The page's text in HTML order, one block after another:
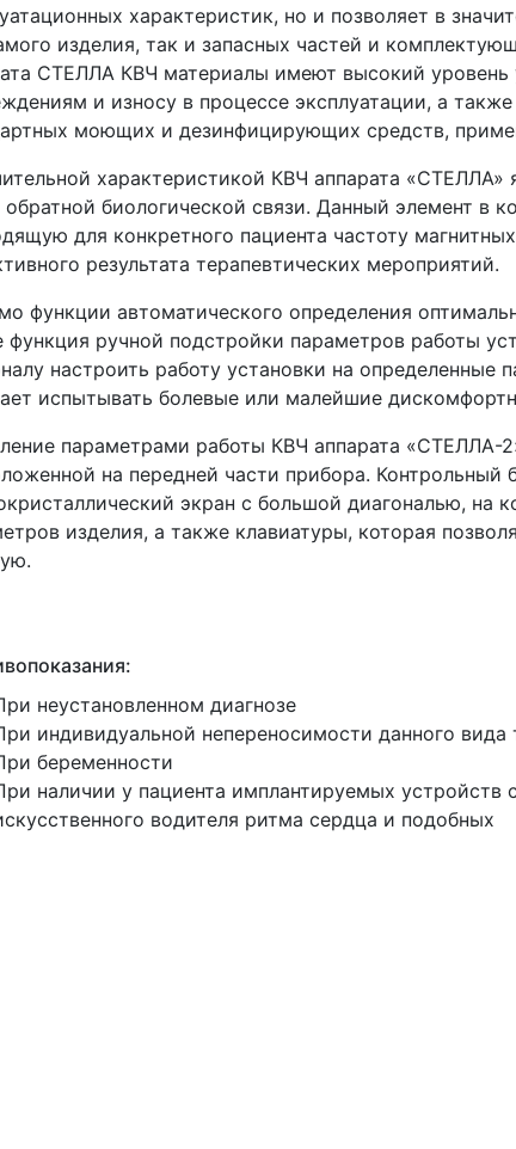
характеристик, но и позволяет в
изделия, так и запасных частей и
СТЕЛЛА КВЧ материалы имеют высокий уровень
и износу в процессе эксплуатации, а
моющих и дезинфицирующих средств,
характеристикой КВЧ аппарата «СТЕЛЛА»
обратной биологической связи. Данный элемент в
для конкретного пациента частоту
результата терапевтических мероприятий.
функции автоматического определения
функция ручной подстройки параметров работы
настроить работу установки на определенные
испытывать болевые или малейшие
параметрами работы КВЧ аппарата «СТЕЛЛА-
на передней части прибора. Контрольный
экран с большой диагональю, на
изделия, а также клавиатуры, которая
неустановленном диагнозе
индивидуальной непереносимости данного вида
беременности
наличии у пациента имплантируемых
водителя ритма сердца и подобных